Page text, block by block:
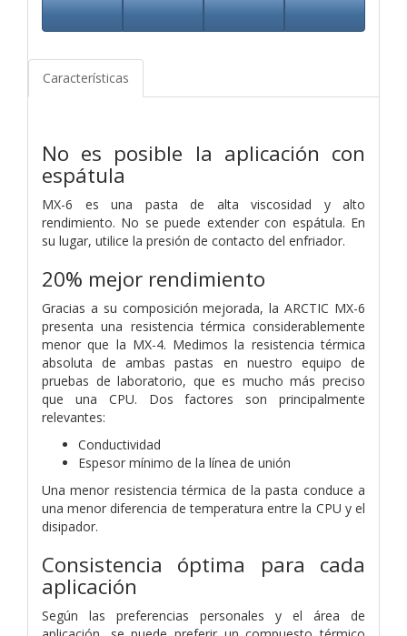
Características
No es posible la aplicación con
espátula
MX-6 es una pasta de alta viscosidad y alto
rendimiento. No se puede extender con espátula. En
su lugar, utilice la presión de contacto del enfriador.
20% mejor rendimiento
Gracias a su composición mejorada, la ARCTIC MX-6
presenta una resistencia térmica considerablemente
menor que la MX-4. Medimos la resistencia térmica
absoluta de ambas pastas en nuestro equipo de
pruebas de laboratorio, que es mucho más preciso
que una CPU. Dos factores son principalmente
relevantes:
Conductividad
Espesor mínimo de la línea de unión
Una menor resistencia térmica de la pasta conduce a
una menor diferencia de temperatura entre la CPU y el
disipador.
Consistencia óptima para cada
aplicación
Según las preferencias personales y el área de